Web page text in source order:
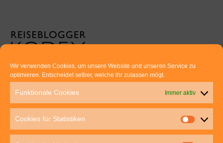
Wir verwenden Cookies, um unsere Website und unseren Service zu
optimieren. Entscheidet selber, welche ihr zulassen mögt.
Funktionale Cookies Immer aktiv
Cookies für Statistiken
Euer direkter Draht zu uns:
Thomas Rathay und Silke Rommel
70563 Stuttgart